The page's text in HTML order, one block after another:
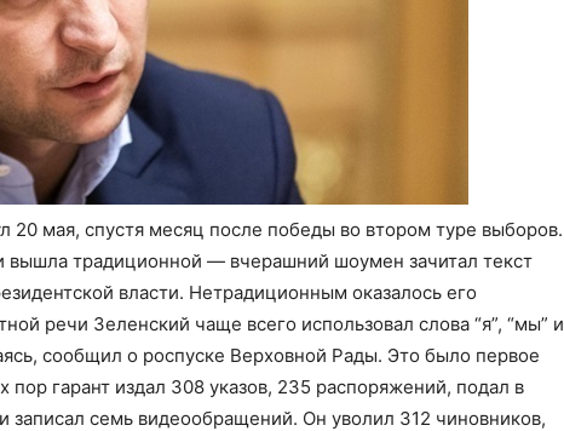
20 мая, спустя месяц после победы во втором туре выборов.
вышла традиционной — вчерашний шоумен зачитал текст
власти. Нетрадиционным оказалось его
речи Зеленский чаще всего использовал слова “я”, “мы” и
сообщил о роспуске Верховной Рады. Это было первое
гарант издал 308 указов, 235 распоряжений, подал в
записал семь видеообращений. Он уволил 312 чиновников,